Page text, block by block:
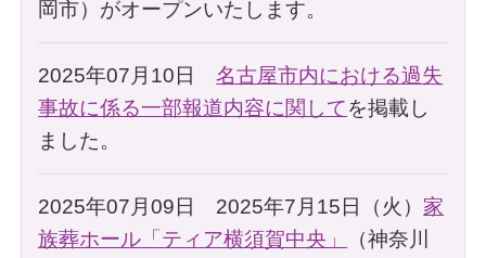
岡市）がオープンいたします。
2025年07月10日名古屋市内における過失
事故に係る一部報道内容に関してを掲載し
ました。
2025年07月09日 2025年7月15日（火） 家
族葬ホール「ティア横須賀中央」
（神奈川